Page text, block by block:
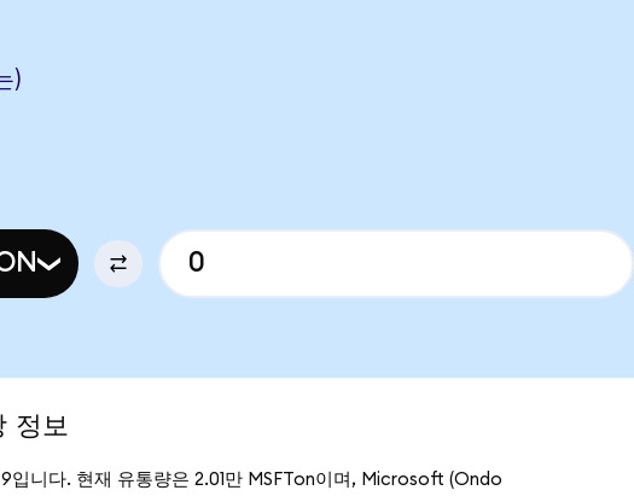
)
보
니다. 현재 유통량은 2.01만 MSFTon이며, Microsoft (Ondo